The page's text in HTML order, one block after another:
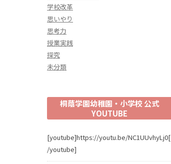
学校改革
思いやり
思考力
授業実践
探究
未分類
桐蔭学園幼稚園・小学校 公式
YOUTUBE
[youtube]https://youtu.be/NC1UUvhyLj0[
/youtube]